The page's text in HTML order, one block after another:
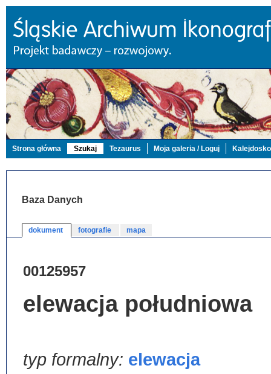
Strona główna Szukaj Tezaurus Moja galeria / Loguj
Baza Danych
dokument fotografie mapa
00125957
elewacja południowa
typ formalny: elewacja